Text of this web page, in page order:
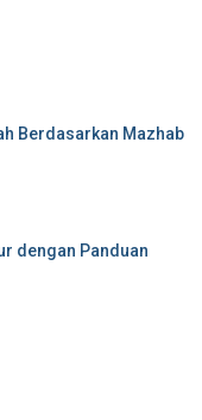
Berdasarkan Mazhab
dengan Panduan